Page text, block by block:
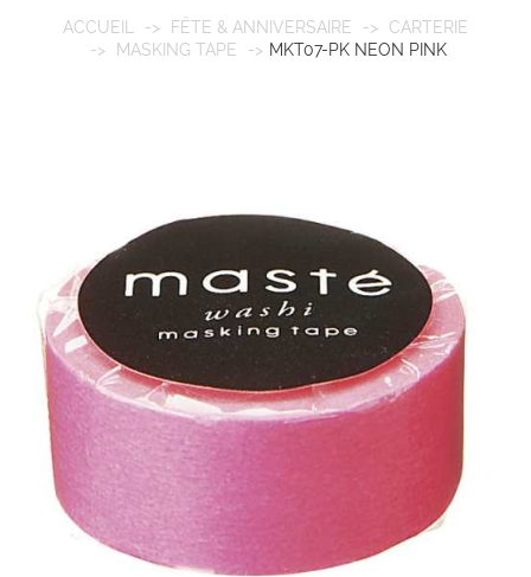
ACCUEIL FÊTE & ANNIVERSAIRE
CARTERIE
MASKING TAPE
MKT07-PK NEON PINK